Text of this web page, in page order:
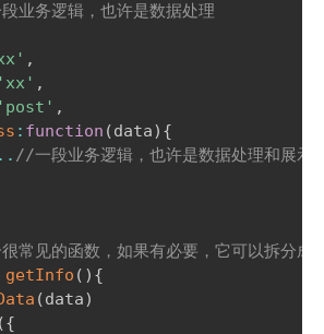
业务逻辑，也许是数据处理
,
'xx' ,
'post' ,
: function (data) {
//一段业务逻辑，也许是数据处理和展示
常见的函数，如果有必要，它可以拆分成
getInfo ( ) {
(data)
({